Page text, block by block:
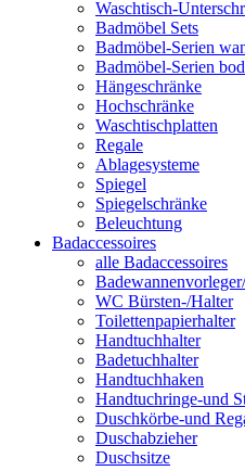
Waschtisch-
Badmöbel Sets
Badmöbel-Serien
Badmöbel-Serien
Hängeschränke
Hochschränke
Waschtischplatten
Regale
Ablagesysteme
Spiegel
Spiegelschränke
Beleuchtung
Badaccessoires
alle Badaccessoires
WC Bürsten-/Halter
Toilettenpapierhalter
Handtuchhalter
Badetuchhalter
Handtuchhaken
Handtuchringe-und
Duschkörbe-und
Duschabzieher
Duschsitze